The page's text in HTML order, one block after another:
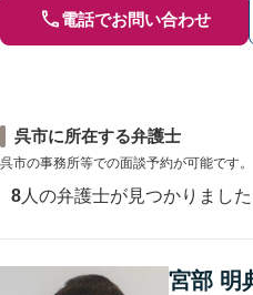
電話でお問い合わせ
呉市に所在する弁護士
呉市の事務所等での面談予約が可能です。
8 人の弁護士が見つかりました
宮部 明